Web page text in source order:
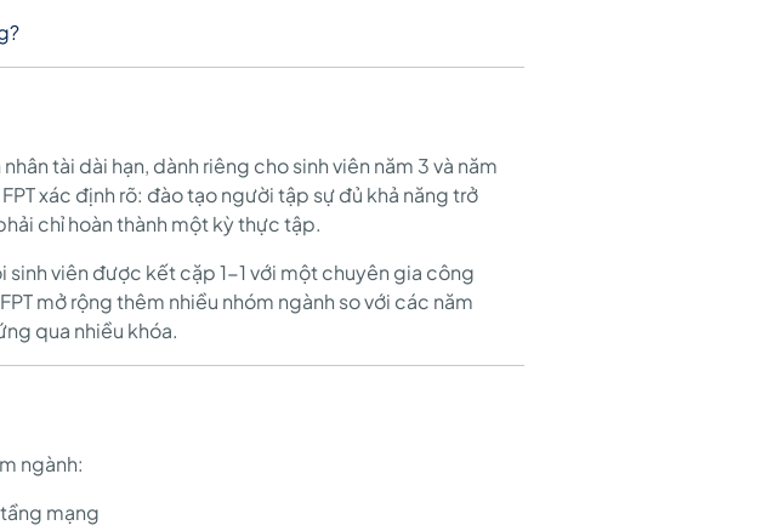
tài dài hạn, dành riêng cho sinh viên năm 3 và năm
xác định rõ: đào tạo người tập sự đủ khả năng trở
chỉ hoàn thành một kỳ thực tập.
sinh viên được kết cặp 1-1 với một chuyên gia công
mở rộng thêm nhiều nhóm ngành so với các năm
qua nhiều khóa.
ngành:
mạng